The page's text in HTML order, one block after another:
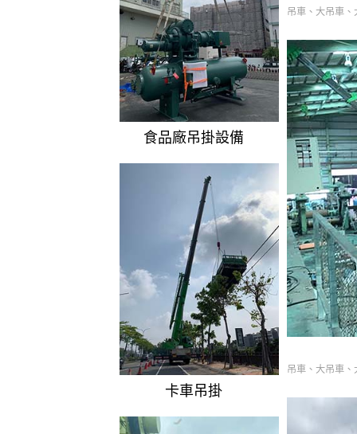
食品廠吊掛設備
卡車吊掛
吊車、大吊車
吊車、大吊車